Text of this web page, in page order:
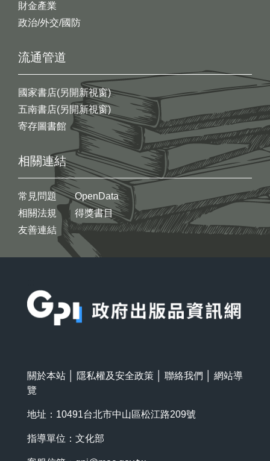
財金產業
政治/外交/國防
流通管道
國家書店(另開新視窗)
五南書店(另開新視窗)
寄存圖書館
相關連結
常見問題
相關法規
友善連結
OpenData
得獎書目
關於本站 隱私權及安全政策 聯絡我們
網站導
覽
地址：10491台北市中山區松江路209號
指導單位：文化部